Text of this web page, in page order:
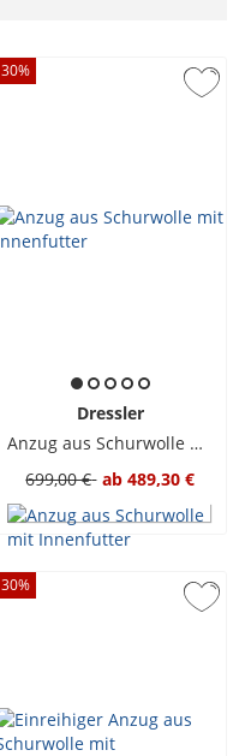
30%
Dressler
Anzug aus Schurwolle mit Innenfutter
699,00 € ab 489,30 €
30%